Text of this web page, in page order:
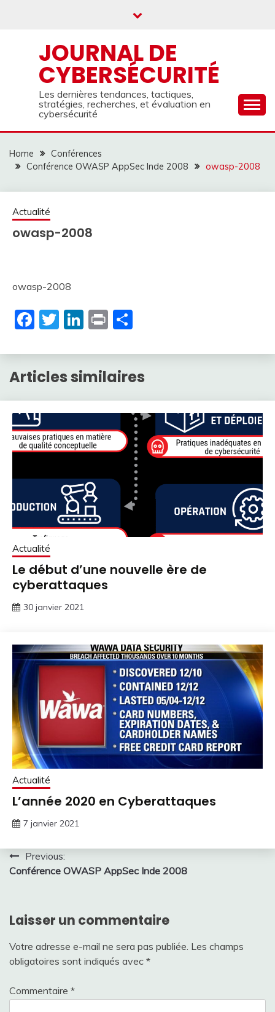
JOURNAL DE
CYBERSÉCURITÉ
Les dernières tendances, tactiques,
stratégies, recherches, et évaluation en
cybersécurité
Home
Conférences
Conférence OWASP AppSec Inde 2008
owasp-2008
Actualité
owasp-2008
owasp-2008
Facebook
Twitter
LinkedIn
Print
Articles similaires
Actualité
Le début d’une nouvelle ère de
cyberattaques
30 janvier 2021
Actualité
L’année 2020 en Cyberattaques
7 janvier 2021
Navigation
de
Previous:
Conférence OWASP AppSec Inde 2008
Laisser un commentaire
Votre adresse e-mail ne sera pas publiée. Les champs
obligatoires sont indiqués avec *
Commentaire *